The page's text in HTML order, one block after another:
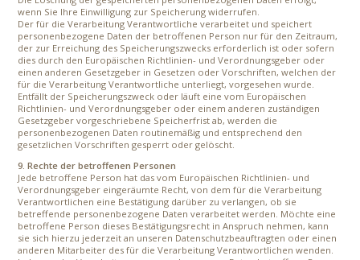
wenn Sie Ihre Einwilligung zur Speicherung widerrufen.
Der für die Verarbeitung Verantwortliche verarbeitet und speichert
personenbezogene Daten der betroffenen Person nur für den Zeitraum,
der zur Erreichung des Speicherungszwecks erforderlich ist oder sofern
dies durch den Europäischen Richtlinien- und Verordnungsgeber oder
einen anderen Gesetzgeber in Gesetzen oder Vorschriften, welchen der
für die Verarbeitung Verantwortliche unterliegt, vorgesehen wurde.
Entfällt der Speicherungszweck oder läuft eine vom Europäischen
Richtlinien- und Verordnungsgeber oder einem anderen zuständigen
Gesetzgeber vorgeschriebene Speicherfrist ab, werden die
personenbezogenen Daten routinemäßig und entsprechend den
gesetzlichen Vorschriften gesperrt oder gelöscht.
9. Rechte der betroffenen Personen
Jede betroffene Person hat das vom Europäischen Richtlinien- und
Verordnungsgeber eingeräumte Recht, von dem für die Verarbeitung
Verantwortlichen eine Bestätigung darüber zu verlangen, ob sie
betreffende personenbezogene Daten verarbeitet werden. Möchte eine
betroffene Person dieses Bestätigungsrecht in Anspruch nehmen, kann
sie sich hierzu jederzeit an unseren Datenschutzbeauftragten oder einen
anderen Mitarbeiter des für die Verarbeitung Verantwortlichen wenden.